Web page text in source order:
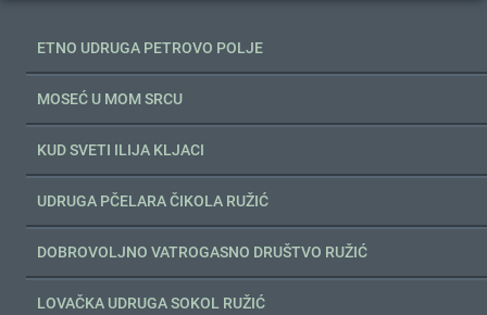
ETNO UDRUGA PETROVO POLJE
MOSEĆ U MOM SRCU
KUD SVETI ILIJA KLJACI
UDRUGA PČELARA ČIKOLA RUŽIĆ
DOBROVOLJNO VATROGASNO DRUŠTVO RUŽIĆ
LOVAČKA UDRUGA SOKOL RUŽIĆ